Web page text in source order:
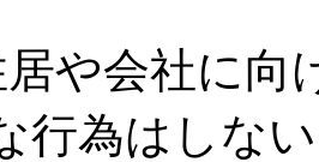
や会社に向
行為はしな